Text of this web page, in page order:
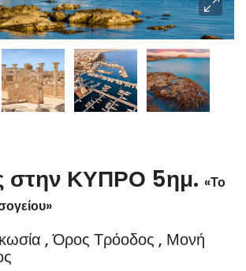
στην ΚΥΠΡΟ 5ημ. «Το
, Όρος Τρόοδος , Μονή